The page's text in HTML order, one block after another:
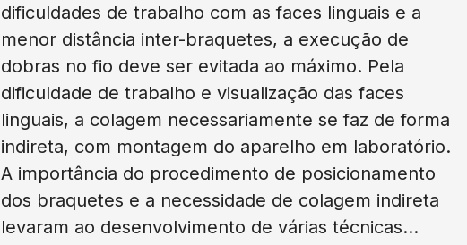
dificuldades de trabalho com as faces linguais e a
menor distância inter-braquetes, a execução de
dobras no fio deve ser evitada ao máximo. Pela
dificuldade de trabalho e visualização das faces
linguais, a colagem necessariamente se faz de forma
indireta, com montagem do aparelho em laboratório.
A importância do procedimento de posicionamento
dos braquetes e a necessidade de colagem indireta
levaram ao desenvolvimento de várias técnicas...